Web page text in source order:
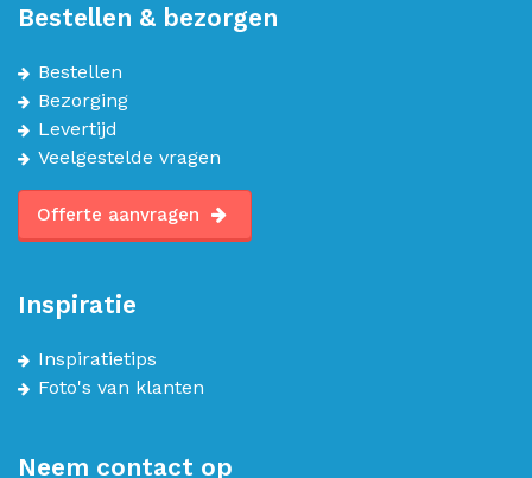
Bestellen & bezorgen
Bestellen
Bezorging
Levertijd
Veelgestelde vragen
Offerte aanvragen
Inspiratie
Inspiratietips
Foto's van klanten
Neem contact op